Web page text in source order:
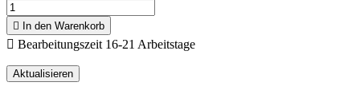
 In den Warenkorb
 Bearbeitungszeit 16-21 Arbeitstage